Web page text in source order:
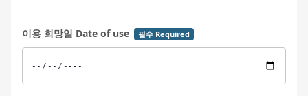
이용 희망일 Date of use 필수 Required